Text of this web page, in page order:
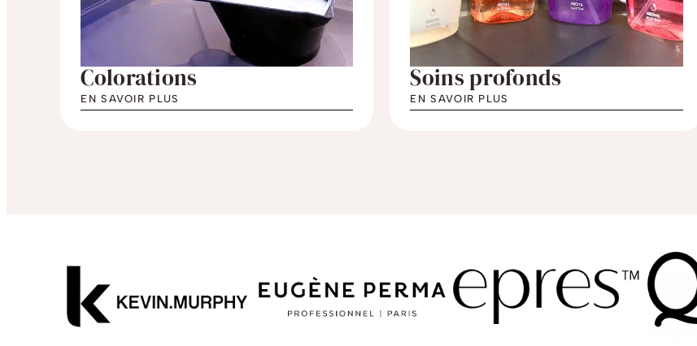
Colorations
EN SAVOIR PLUS
Soins profonds
EN SAVOIR PLUS